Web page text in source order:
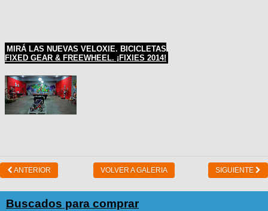
MIRÁ LAS NUEVAS VELOXIE. BICICLETAS
FIXED GEAR & FREEWHEEL. ¡FIXIES 2014!
ANTERIOR VOLVER A GALERIA SIGUIENTE
Buscados para comprar